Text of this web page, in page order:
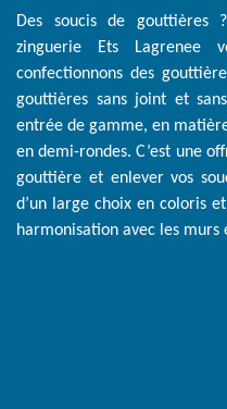
Des soucis de gouttières
zinguerie Ets Lagrenee
confectionnons des
gouttières sans joint et
entrée de gamme, en
en demi-rondes. C’est une
gouttière et enlever vos
d’un large choix en coloris
harmonisation avec les murs